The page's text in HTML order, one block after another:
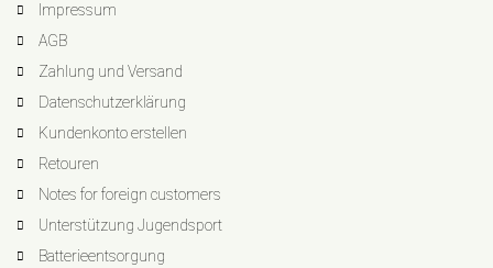
Impressum
AGB
Zahlung und Versand
Datenschutzerklärung
Kundenkonto erstellen
Retouren
Notes for foreign customers
Unterstützung Jugendsport
Batterieentsorgung